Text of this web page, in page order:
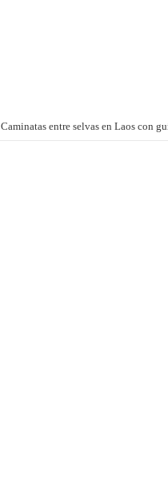
Caminatas entre selvas en Laos con